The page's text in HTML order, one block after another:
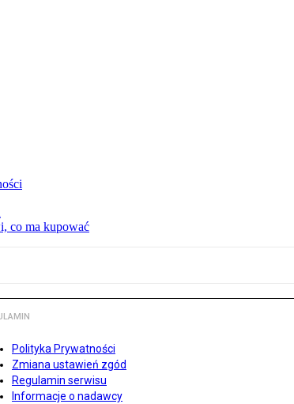
co ma kupować
Polityka Prywatności
Zmiana ustawień zgód
Regulamin serwisu
Informacje o nadawcy